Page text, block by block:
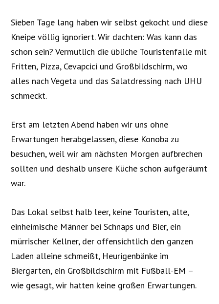
Sieben Tage lang haben wir selbst gekocht und diese
Kneipe völlig ignoriert. Wir dachten: Was kann das
schon sein? Vermutlich die übliche Touristenfalle mit
Fritten, Pizza, Cevapcici und Großbildschirm, wo
alles nach Vegeta und das Salatdressing nach UHU
schmeckt.
Erst am letzten Abend haben wir uns ohne
Erwartungen herabgelassen, diese Konoba zu
besuchen, weil wir am nächsten Morgen aufbrechen
sollten und deshalb unsere Küche schon aufgeräumt
war.
Das Lokal selbst halb leer, keine Touristen, alte,
einheimische Männer bei Schnaps und Bier, ein
mürrischer Kellner, der offensichtlich den ganzen
Laden alleine schmeißt, Heurigenbänke im
Biergarten, ein Großbildschirm mit Fußball-EM –
wie gesagt, wir hatten keine großen Erwartungen.